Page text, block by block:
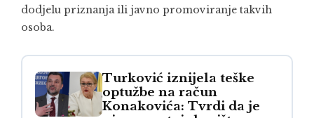
dodjelu priznanja ili javno promoviranje takvih
osoba.
Turković iznijela teške
optužbe na račun
Konakovića: Tvrdi da je